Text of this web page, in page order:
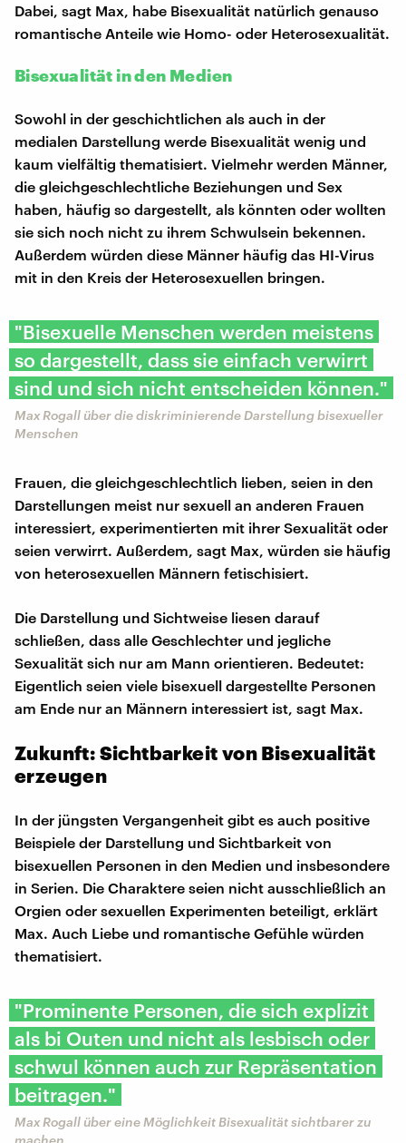
Dabei, sagt Max, habe Bisexualität natürlich genauso
romantische Anteile wie Homo- oder Heterosexualität.
Bisexualität in den Medien
Sowohl in der geschichtlichen als auch in der
medialen Darstellung werde Bisexualität wenig und
kaum vielfältig thematisiert. Vielmehr werden Männer,
die gleichgeschlechtliche Beziehungen und Sex
haben, häufig so dargestellt, als könnten oder wollten
sie sich noch nicht zu ihrem Schwulsein bekennen.
Außerdem würden diese Männer häufig das HI-Virus
mit in den Kreis der Heterosexuellen bringen.
"Bisexuelle Menschen werden meistens
so dargestellt, dass sie einfach verwirrt
sind und sich nicht entscheiden können."
Max Rogall über die diskriminierende Darstellung bisexueller
Menschen
Frauen, die gleichgeschlechtlich lieben, seien in den
Darstellungen meist nur sexuell an anderen Frauen
interessiert, experimentierten mit ihrer Sexualität oder
seien verwirrt. Außerdem, sagt Max, würden sie häufig
von heterosexuellen Männern fetischisiert.
Die Darstellung und Sichtweise liesen darauf
schließen, dass alle Geschlechter und jegliche
Sexualität sich nur am Mann orientieren. Bedeutet:
Eigentlich seien viele bisexuell dargestellte Personen
am Ende nur an Männern interessiert ist, sagt Max.
Zukunft: Sichtbarkeit von Bisexualität
erzeugen
In der jüngsten Vergangenheit gibt es auch positive
Beispiele der Darstellung und Sichtbarkeit von
bisexuellen Personen in den Medien und insbesondere
in Serien. Die Charaktere seien nicht ausschließlich an
Orgien oder sexuellen Experimenten beteiligt, erklärt
Max. Auch Liebe und romantische Gefühle würden
thematisiert.
"Prominente Personen, die sich explizit
als bi Outen und nicht als lesbisch oder
schwul können auch zur Repräsentation
beitragen."
Max Rogall über eine Möglichkeit Bisexualität sichtbarer zu
machen